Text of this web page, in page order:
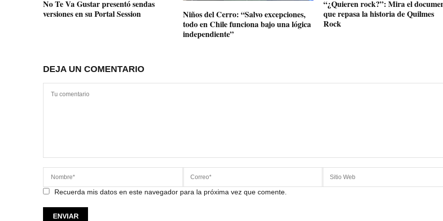
No Te Va Gustar presentó sendas
versiones en su Portal Session
Niños del Cerro: “Salvo excepciones,
todo en Chile funciona bajo una lógica
independiente”
“¿Quieren rock?”: Mira el
que repasa la historia de Quilmes
Rock
DEJA UN COMENTARIO
Recuerda mis datos en este navegador para la próxima vez que comente.